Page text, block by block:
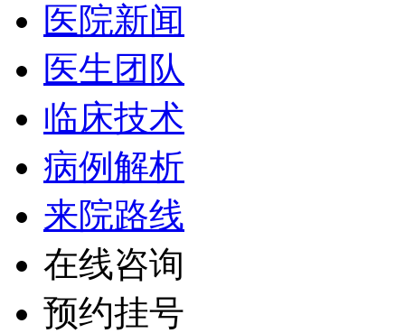
医院新闻
医生团队
临床技术
病例解析
来院路线
在线咨询
预约挂号